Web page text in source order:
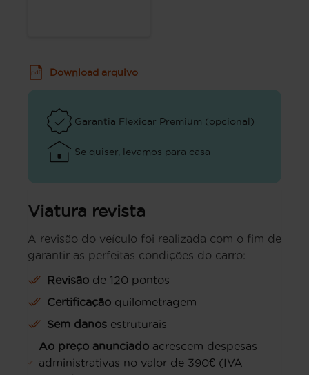
Download arquivo
Garantia Flexicar Premium (opcional)
Se quiser, levamos para casa
Viatura revista
A revisão do veículo foi realizada com o fim de
garantir as perfeitas condições do carro:
Revisão de 120 pontos
Certificação quilometragem
Sem danos estruturais
Ao preço anunciado acrescem despesas
administrativas no valor de 390€ (IVA